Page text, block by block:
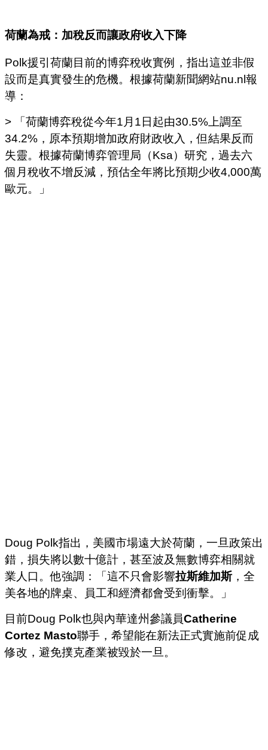
荷蘭為戒：加稅反而讓政府收入下降
Polk援引荷蘭目前的博弈稅收實例，指出這並非假
設而是真實發生的危機。根據荷蘭新聞網站nu.nl報
導：
> 「荷蘭博弈稅從今年1月1日起由30.5%上調至
34.2%，原本預期增加政府財政收入，但結果反而
失靈。根據荷蘭博弈管理局（Ksa）研究，過去六
個月稅收不增反減，預估全年將比預期少收4,000萬
歐元。」
Doug Polk指出，美國市場遠大於荷蘭，一旦政策出
錯，損失將以數十億計，甚至波及無數博弈相關就
業人口。他強調：「這不只會影響拉斯維加斯，全
美各地的牌桌、員工和經濟都會受到衝擊。」
目前Doug Polk也與內華達州參議員Catherine
Cortez Masto聯手，希望能在新法正式實施前促成
修改，避免撲克產業被毀於一旦。